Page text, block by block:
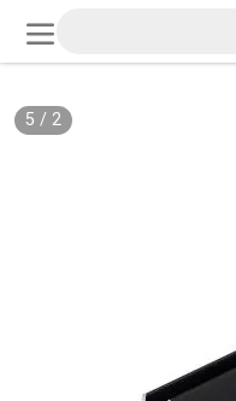
2
/
5